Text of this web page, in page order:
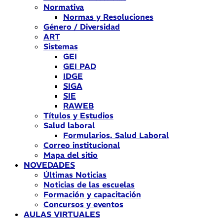
Normativa
Normas y Resoluciones
Género / Diversidad
ART
Sistemas
GEI
GEI PAD
IDGE
SIGA
SIE
RAWEB
Títulos y Estudios
Salud laboral
Formularios. Salud Laboral
Correo institucional
Mapa del sitio
NOVEDADES
Últimas Noticias
Noticias de las escuelas
Formación y capacitación
Concursos y eventos
AULAS VIRTUALES